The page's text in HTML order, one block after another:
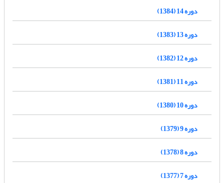
دوره 14 (1384)
دوره 13 (1383)
دوره 12 (1382)
دوره 11 (1381)
دوره 10 (1380)
دوره 9 (1379)
دوره 8 (1378)
دوره 7 (1377)